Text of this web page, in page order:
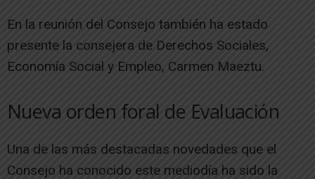
En la reunión del Consejo también ha estado
presente la consejera de Derechos Sociales,
Economía Social y Empleo, Carmen Maeztu.
Nueva orden foral de Evaluación
Una de las más destacadas novedades que el
Consejo ha conocido este mediodía ha sido la